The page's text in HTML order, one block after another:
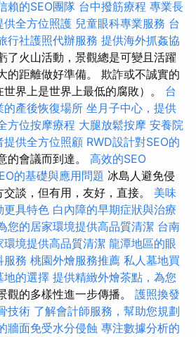
賴的SEO團隊 台中撥筋療程 專業長
供全方位照護 兒童眼科專業服務 台
行社護照代辦服務 提供海外抓姦協
了火山活動，景觀總是可變且活躍
的距離做好準備。 欺詐或不誠實的
界上是世界上最低的腐敗）。 台
的產後恢復場所 坐月子中心，提供
方位按摩療程 大腿放鬆按摩 安養院
提供全方位照顧 RWD設計對SEO的
的會議而到達。 高效的SEO
的基礎與應用問題 冰島人避免侵
談，但有用，友好，直接。 美味
更具特色 白內障的早期症狀與治療
您的居家環境提供高品質清潔 台南
境提供高品質清潔 龍潭地區的眼
服務 桃園外燴服務推薦 私人墓地買
地的選擇 提供精緻外燴茶點，為您
觀的多樣性進一步傳播。 護照換發
技術 了解會計師服務，幫助您規劃
牆面免受水分侵蝕 專注數據分析的